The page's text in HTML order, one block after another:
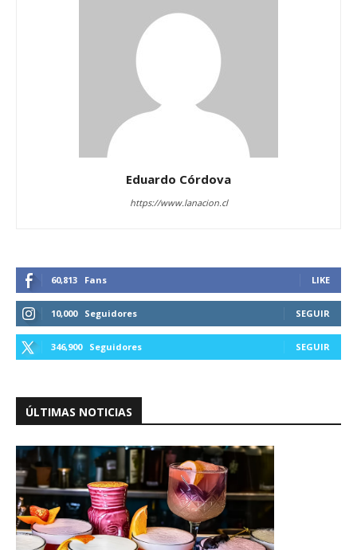
Eduardo Córdova
https://www.lanacion.cl
60,813 Fans LIKE
10,000 Seguidores SEGUIR
346,900 Seguidores SEGUIR
ÚLTIMAS NOTICIAS